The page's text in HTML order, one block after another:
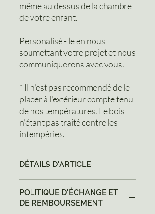
même au dessus de la chambre
de votre enfant.
Personalisé - le en nous
soumettant votre projet et nous
communiquerons avec vous.
* Il n'est pas recommendé de le
placer à l'extérieur compte tenu
de nos températures. Le bois
n'étant pas traité contre les
intempéries.
DÉTAILS D'ARTICLE
caractéristiques de l'article : taille,
matière et autres détails utiles. Cet
POLITIQUE D'ÉCHANGE ET
DE REMBOURSEMENT